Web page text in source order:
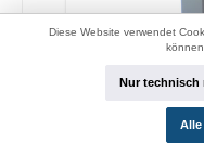
Oppo OP92J
Dieses Original
schnell und zuverlässsig
Diese Website verwendet
können.
Nur technisch
Alle